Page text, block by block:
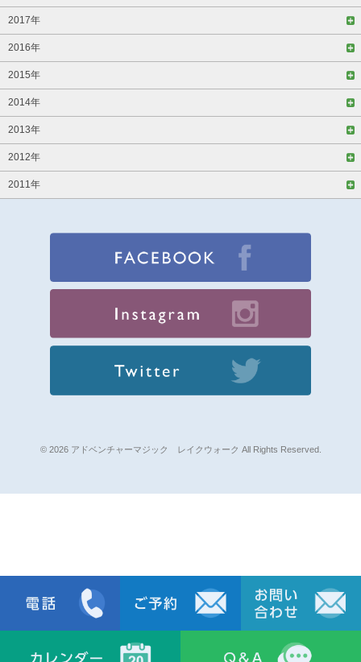
2017年
2016年
2015年
2014年
2013年
2012年
2011年
© 2026 アドベンチャーマジック レイクウォーク All Rights Reserved.